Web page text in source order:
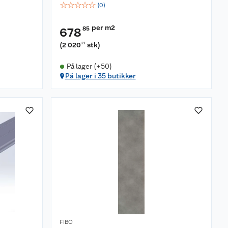
☆☆☆☆☆ (0)
678 85 per m2
(2 02027 stk)
På lager (+50)
På lager i 35 butikker
FIBO